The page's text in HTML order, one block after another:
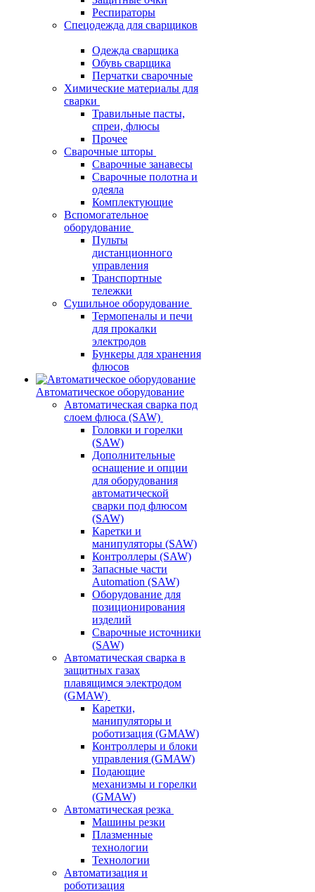
Респираторы
Спецодежда для сварщиков
Одежда сварщика
Обувь сварщика
Перчатки сварочные
Химические материалы для
сварки
Травильные пасты,
спреи, флюсы
Прочее
Сварочные шторы
Сварочные занавесы
Сварочные полотна и
одеяла
Комплектующие
Вспомогательное
оборудование
Пульты
дистанционного
управления
Транспортные
тележки
Сушильное оборудование
Термопеналы и печи
для прокалки
электродов
Бункеры для хранения
флюсов
Автоматическое оборудование
Автоматическая сварка под
слоем флюса (SAW)
Головки и горелки
(SAW)
Дополнительные
оснащение и опции
для оборудования
автоматической
сварки под флюсом
(SAW)
Каретки и
манипуляторы (SAW)
Контроллеры (SAW)
Запасные части
Automation (SAW)
Оборудование для
позиционирования
изделий
Сварочные источники
(SAW)
Автоматическая сварка в
защитных газах
плавящимся электродом
(GMAW)
Каретки,
манипуляторы и
роботизация (GMAW)
Контроллеры и блоки
управления (GMAW)
Подающие
механизмы и горелки
(GMAW)
Автоматическая резка
Машины резки
Плазменные
технологии
Технологии
Автоматизация и
роботизация